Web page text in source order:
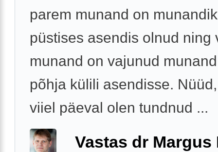
parem munand on
püstises asendis olnud ning
munand on vajunud
põhja külili asendisse.
viiel päeval olen tundnud ...
Vastas dr Margus